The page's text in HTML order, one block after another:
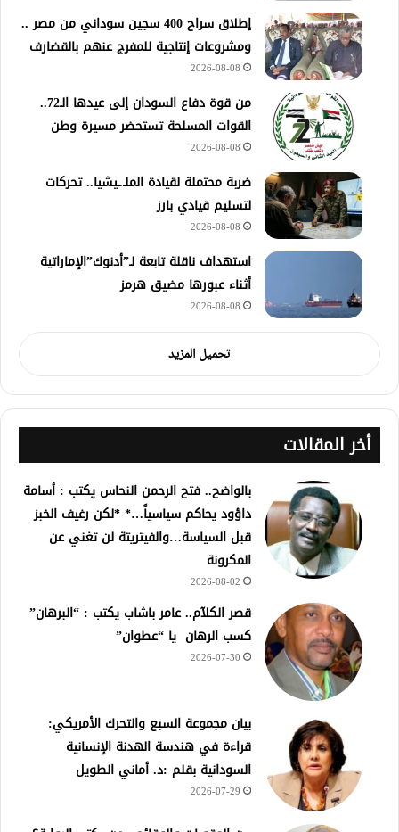
إطلاق سراح 400 سجين سوداني من مصر ..
ومشروعات إنتاجية للمفرج عنهم بالقضارف
2026-08-08
من قوة دفاع السودان إلى عيدها الـ72..
القوات المسلحة تستحضر مسيرة وطن
2026-08-08
ضربة محتملة لقيادة الملـ.ـيشيا.. تحركات
لتسليم قيادي بارز
2026-08-08
استهداف ناقلة تابعة لـ”أدنوك”الإماراتية
أثناء عبورها مضيق هرمز
2026-08-08
تحميل المزيد
أخر المقالات
بالواضح.. فتح الرحمن النحاس يكتب : أسامة
داؤود يحاكم سياسياً…* *لكن رغيف الخبز
قبل السياسة…والفيتريتة لن تغني عن
المكرونة
2026-08-02
قصر الكلآم.. عامر باشاب يكتب : “البرهان”
كسب الرهان يا “عطوان”
2026-07-30
بيان مجموعة السبع والتحرك الأمريكي:
قراءة في هندسة الهدنة الإنسانية
السودانية بقلم :د. أماني الطويل
2026-07-29